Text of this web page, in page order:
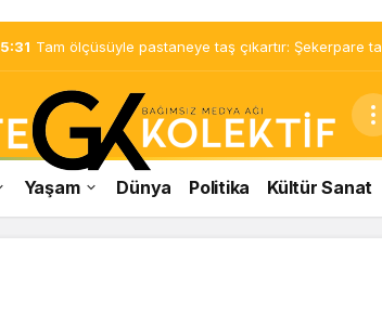
5:31 Tam ölçüsüyle pastaneye taş çıkartır: Şekerpare
Yaşam Dünya Politika Kültür Sanat